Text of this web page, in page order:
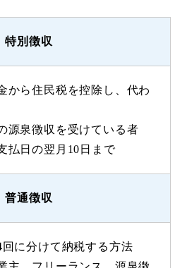
特別徴収
から住民税を控除し、代わ
源泉徴収を受けている者
払日の翌月10日まで
普通徴収
に分けて納税する方法